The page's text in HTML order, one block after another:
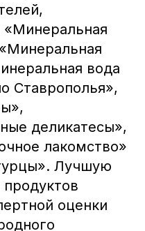
вода
Ставрополья»,
деликатесы»,
лакомство»
Лучшую
оценки